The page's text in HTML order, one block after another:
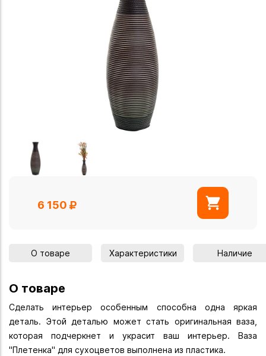
6 150
О товаре Характеристики Наличие
О товаре
Сделать интерьер особенным способна одна яркая
деталь. Этой деталью может стать оригинальная ваза,
которая подчеркнет и украсит ваш интерьер. Ваза
"Плетенка" для сухоцветов выполнена из пластика.